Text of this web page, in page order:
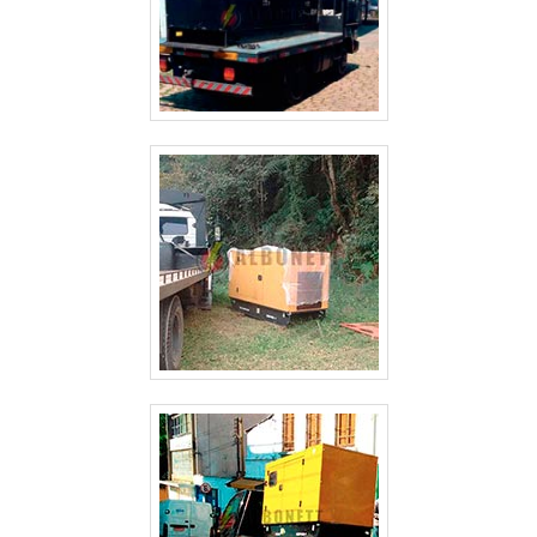
ALUGUEL DE GERADOR DE ENERGIA VALOR GUARULHOS
ALUGUEL DE GERADOR DE ENERGIA SP
ALUGUEL DE GERADOR DE ENERGIA PREÇO SÃO PAULO
ALUGUEL DE GERADOR DE ENERGIA PARA FESTAS PREÇO SÃO PAULO
ALUGUEL DE GERADOR DE ENERGIA GUARULHOS
ALUGUEL DE GERADOR DE ENERGIA EM SÃO JOSE DOS CAMPOS
ALUGUEL DE GERADOR DE ENERGIA EM GUARULHOS
ALUGUEL DE GERADOR DE ENERGIA ELÉTRICA
ALUGUEL DE GERADOR DE ENERGIA DE PEQUENO PORTE
ALUGUEL DE GERADOR DE ENERGIA CAMPINAS
ALUGUEL DE GERADOR DE ENERGIA A DIESEL SÃO PAULO
ALUGUEL DE GERADOR DE EMERGÊNCIA
ALUGUEL DE GERADOR DE EMERGÊNCIA GUARULHOS
ALUGUEL DE GERADOR 500 KVA